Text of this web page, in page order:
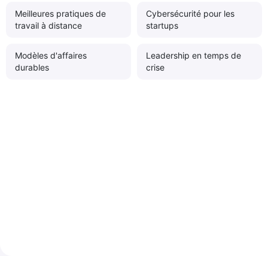
Meilleures pratiques de
travail à distance
Cybersécurité pour les
startups
Modèles d'affaires
durables
Leadership en temps de
crise